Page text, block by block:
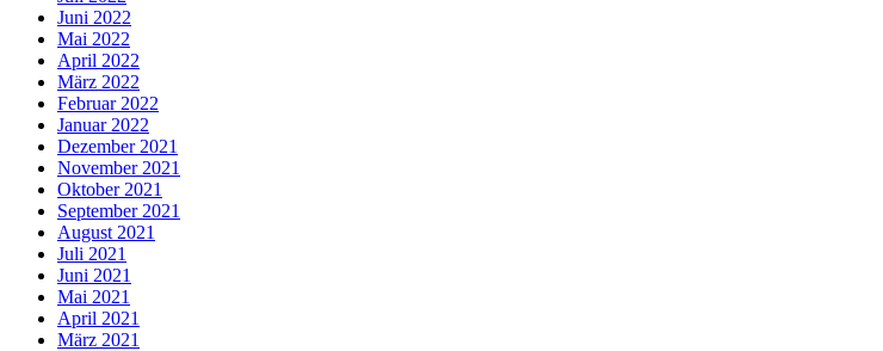
Juni 2022
Mai 2022
April 2022
März 2022
Februar 2022
Januar 2022
Dezember 2021
November 2021
Oktober 2021
September 2021
August 2021
Juli 2021
Juni 2021
Mai 2021
April 2021
März 2021